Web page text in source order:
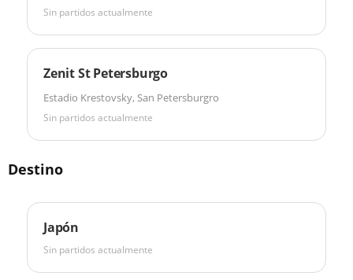
Sin partidos actualmente
Zenit St Petersburgo
Estadio Krestovsky, San Petersburgro
Sin partidos actualmente
Destino
Japón
Sin partidos actualmente